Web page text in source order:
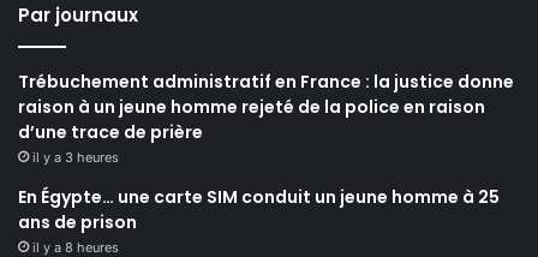
Par journaux
Trébuchement administratif en France : la justice donne
raison à un jeune homme rejeté de la police en raison
d’une trace de prière
il y a 3 heures
En Égypte… une carte SIM conduit un jeune homme à 25
ans de prison
il y a 8 heures